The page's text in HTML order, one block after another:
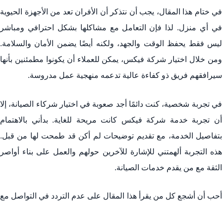
في ختام هذا المقال، يجب أن نتذكر أن الأفران تعد من الأجهزة الحيوية
في أي منزل. لذا فإن التعامل مع مشاكلها بشكل احترافي ومباشر
ليس فقط يحفظ الوقت والجهد، ولكنه أيضًا يضمن الأمان والسلامة.
ومن خلال اختيار شركة فيكس، يمكن للعملاء أن يكونوا مطمئنين بأنها
سيرافقهم فريق ذو كفاءة عالية تدعمه منهجية عمل مدروسة.
في تجربة شخصية، كنت دائمًا أجد صعوبة في اختيار شركاء الصيانة، إلا
أن تجربة خدمة شركة فيكس كانت مريحة للغاية. بدأني بالاهتمام
بتفاصيل الخدمة، مع تقديم توضيحات لم أكن قد طمحت لها من قبل.
هذه التجربة ألهمتني للإشارة للآخرين حولهم والعمل على بناء أواصر
الثقة مع من يقدم خدمات الصيانة.
أحب أن أشجع كل من يقرأ هذا المقال على عدم التردد في التواصل مع